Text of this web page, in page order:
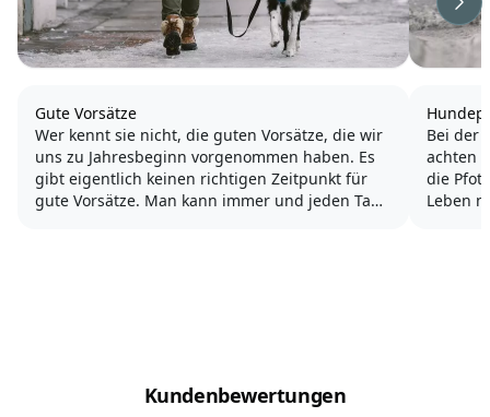
Gute Vorsätze
Wer kennt sie nicht, die guten Vorsätze, die wir
uns zu Jahresbeginn vorgenommen haben. Es
gibt eigentlich keinen richtigen Zeitpunkt für
gute Vorsätze. Man kann immer und jeden Tag
Bei der
achten
die
Leben
Kundenbewertungen